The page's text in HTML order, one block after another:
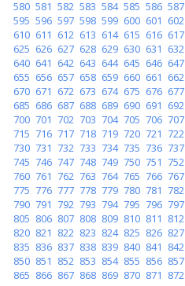
580 581 582 583 584 585 586 587
595 596 597 598 599 600 601 602
610 611 612 613 614 615 616 617
625 626 627 628 629 630 631 632
640 641 642 643 644 645 646 647
655 656 657 658 659 660 661 662
670 671 672 673 674 675 676 677
685 686 687 688 689 690 691 692
700 701 702 703 704 705 706 707
715 716 717 718 719 720 721 722
730 731 732 733 734 735 736 737
745 746 747 748 749 750 751 752
760 761 762 763 764 765 766 767
775 776 777 778 779 780 781 782
790 791 792 793 794 795 796 797
805 806 807 808 809 810 811 812
820 821 822 823 824 825 826 827
835 836 837 838 839 840 841 842
850 851 852 853 854 855 856 857
865 866 867 868 869 870 871 872